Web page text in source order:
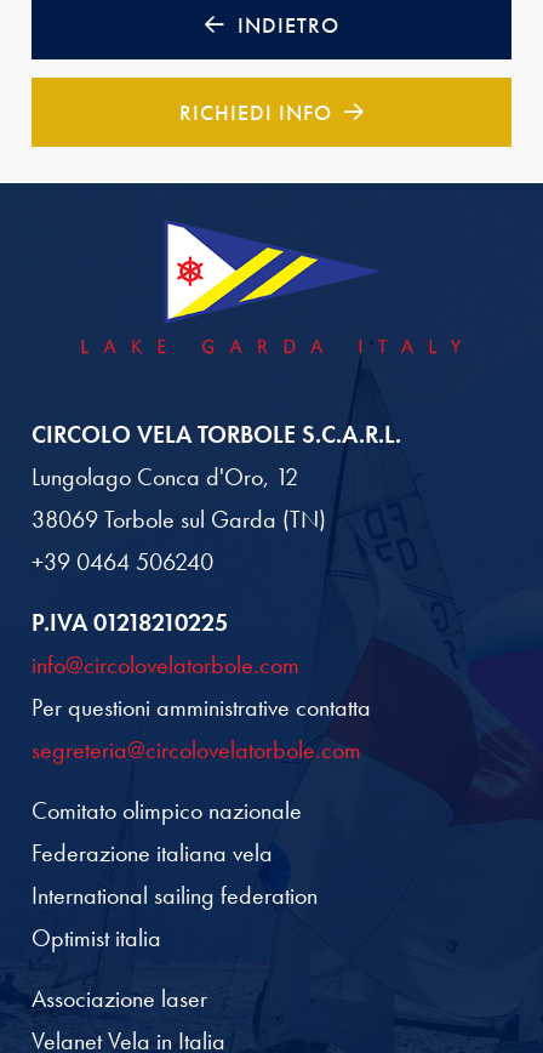
INDIETRO
RICHIEDI INFO
CIRCOLO VELA TORBOLE S.C.A.R.L.
Lungolago Conca d'Oro, 12
38069 Torbole sul Garda (TN)
+39 0464 506240
P.IVA 01218210225
info@circolovelatorbole.com
Per questioni amministrative contatta
segreteria@circolovelatorbole.com
Comitato olimpico nazionale
Federazione italiana vela
International sailing federation
Optimist italia
Associazione laser
Velanet Vela in Italia